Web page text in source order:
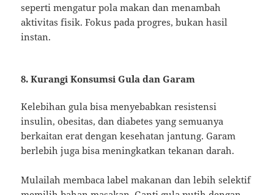
seperti mengatur pola makan dan menambah
aktivitas fisik. Fokus pada progres, bukan hasil
instan.
8. Kurangi Konsumsi Gula dan Garam
Kelebihan gula bisa menyebabkan resistensi
insulin, obesitas, dan diabetes yang semuanya
berkaitan erat dengan kesehatan jantung. Garam
berlebih juga bisa meningkatkan tekanan darah.
Mulailah membaca label makanan dan lebih selektif